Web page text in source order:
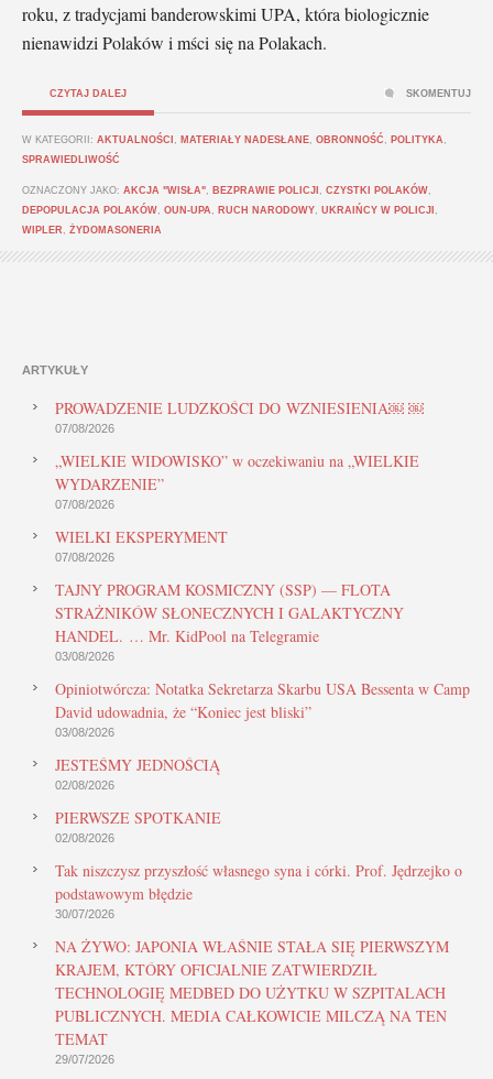
roku, z tradycjami banderowskimi UPA, która biologicznie
nienawidzi Polaków i mści się na Polakach.
CZYTAJ DALEJ
W KATEGORII: AKTUALNOŚCI MATERIAŁY NADESŁANE OBRONNOŚĆ POLITYKA
SPRAWIEDLIWOŚĆ
OZNACZONY JAKO: AKCJA "WISŁA" BEZPRAWIE POLICJI CZYSTKI POLAKÓW
DEPOPULACJA POLAKÓW OUN-UPA RUCH NARODOWY UKRAIŃCY W POLICJI
WIPLER
ŻYDOMASONERIA
SKOMENTUJ
ARTYKUŁY
PROWADZENIE LUDZKOŚCI DO WZNIESIENIA￼ ￼
07/08/2026
„WIELKIE WIDOWISKO” w oczekiwaniu na „WIELKIE
WYDARZENIE”
07/08/2026
WIELKI EKSPERYMENT
07/08/2026
TAJNY PROGRAM KOSMICZNY (SSP) — FLOTA
STRAŻNIKÓW SŁONECZNYCH I GALAKTYCZNY
HANDEL. … Mr. KidPool na Telegramie
03/08/2026
Opiniotwórcza: Notatka Sekretarza Skarbu USA Bessenta w Camp
David udowadnia, że “Koniec jest bliski”
03/08/2026
JESTEŚMY JEDNOŚCIĄ
02/08/2026
PIERWSZE SPOTKANIE
02/08/2026
Tak niszczysz przyszłość własnego syna i córki. Prof. Jędrzejko o
podstawowym błędzie
30/07/2026
NA ŻYWO: JAPONIA WŁAŚNIE STAŁA SIĘ PIERWSZYM
KRAJEM, KTÓRY OFICJALNIE ZATWIERDZIŁ
TECHNOLOGIĘ MEDBED DO UŻYTKU W SZPITALACH
PUBLICZNYCH. MEDIA CAŁKOWICIE MILCZĄ NA TEN
TEMAT
29/07/2026